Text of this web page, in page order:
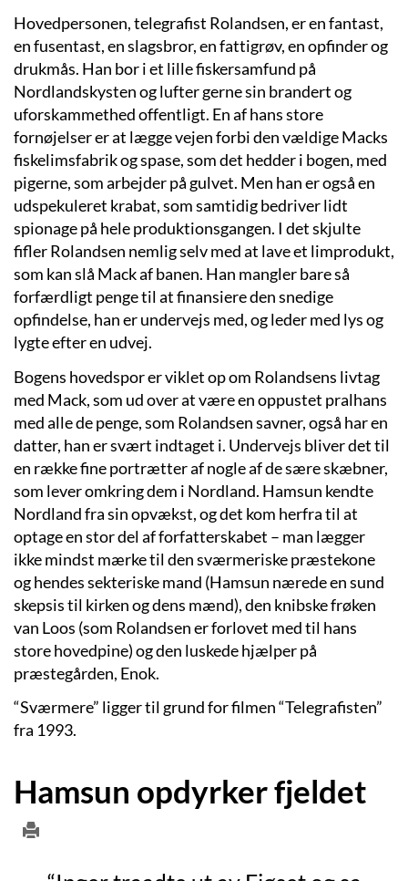
Hovedpersonen, telegrafist Rolandsen, er en fantast,
en fusentast, en slagsbror, en fattigrøv, en opfinder og
drukmås. Han bor i et lille fiskersamfund på
Nordlandskysten og lufter gerne sin brandert og
uforskammethed offentligt. En af hans store
fornøjelser er at lægge vejen forbi den vældige Macks
fiskelimsfabrik og spase, som det hedder i bogen, med
pigerne, som arbejder på gulvet. Men han er også en
udspekuleret krabat, som samtidig bedriver lidt
spionage på hele produktionsgangen. I det skjulte
fifler Rolandsen nemlig selv med at lave et limprodukt,
som kan slå Mack af banen. Han mangler bare så
forfærdligt penge til at finansiere den snedige
opfindelse, han er undervejs med, og leder med lys og
lygte efter en udvej.
Bogens hovedspor er viklet op om Rolandsens livtag
med Mack, som ud over at være en oppustet pralhans
med alle de penge, som Rolandsen savner, også har en
datter, han er svært indtaget i. Undervejs bliver det til
en række fine portrætter af nogle af de sære skæbner,
som lever omkring dem i Nordland. Hamsun kendte
Nordland fra sin opvækst, og det kom herfra til at
optage en stor del af forfatterskabet – man lægger
ikke mindst mærke til den sværmeriske præstekone
og hendes sekteriske mand (Hamsun nærede en sund
skepsis til kirken og dens mænd), den knibske frøken
van Loos (som Rolandsen er forlovet med til hans
store hovedpine) og den luskede hjælper på
præstegården, Enok.
“Sværmere” ligger til grund for filmen “Telegrafisten”
fra 1993.
Hamsun opdyrker fjeldet